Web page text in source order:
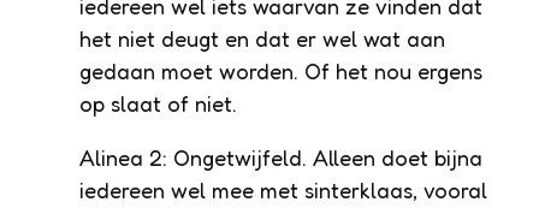
iedereen wel iets waarvan ze vinden dat
het niet deugt en dat er wel wat aan
gedaan moet worden. Of het nou ergens
op slaat of niet.
Alinea 2: Ongetwijfeld. Alleen doet bijna
iedereen wel mee met sinterklaas, vooral